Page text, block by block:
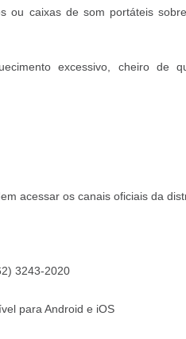
ou caixas de som portáteis
excessivo, cheiro de
acessar os canais oficiais da
3243-2020
para Android e iOS